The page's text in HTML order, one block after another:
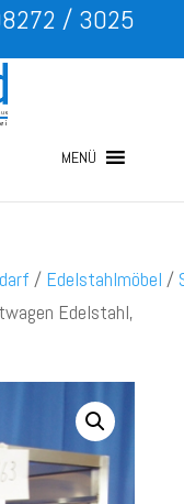
/ 3025
MENÜ
/ Edelstahlmöbel /
Edelstahl,